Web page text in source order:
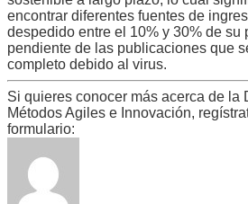
encontrar diferentes fuentes de
despedido entre el 10% y 30% de su
pendiente de las publicaciones que
completo debido al virus.
Si quieres conocer más acerca de la
Métodos Agiles e Innovación,
formulario: